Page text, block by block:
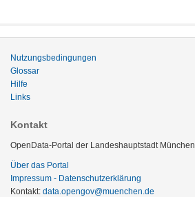
Nutzungsbedingungen
Glossar
Hilfe
Links
Kontakt
OpenData-Portal der Landeshauptstadt München
Über das Portal
Impressum - Datenschutzerklärung
Kontakt: data.opengov@muenchen.de